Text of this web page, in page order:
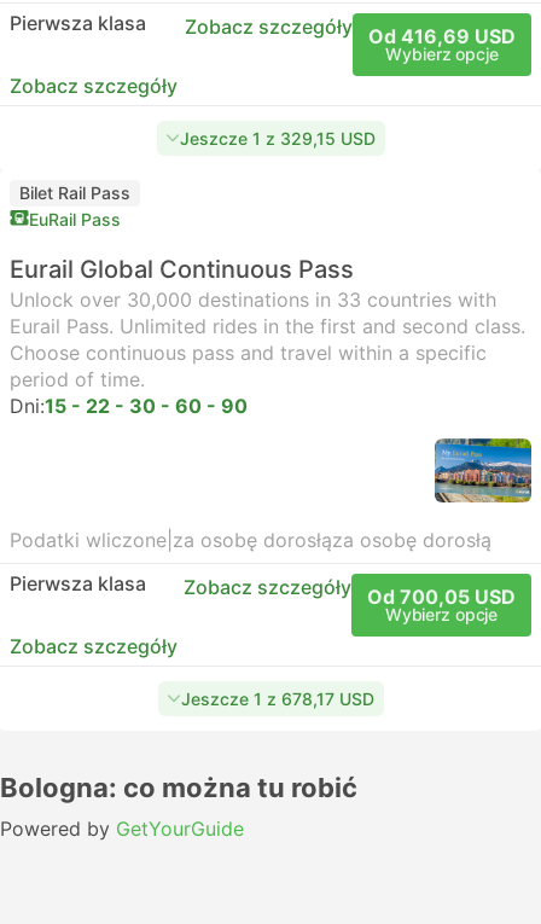
Pierwsza klasa Zobacz szczegóły Od 416,69 USD
Wybierz opcje
Zobacz szczegóły
Jeszcze 1 z 329,15 USD
Bilet Rail Pass
EuRail Pass
Eurail Global Continuous Pass
Unlock over 30,000 destinations in 33 countries with
Eurail Pass. Unlimited rides in the first and second class.
Choose continuous pass and travel within a specific
period of time.
Dni:15 - 22 - 30 - 60 - 90
Podatki wliczone za osobę dorosłąza osobę dorosłą
Pierwsza klasa
Zobacz szczegóły Od 700,05 USD
Wybierz opcje
Zobacz szczegóły
Jeszcze 1 z 678,17 USD
Bologna: co można tu robić
Powered by GetYourGuide